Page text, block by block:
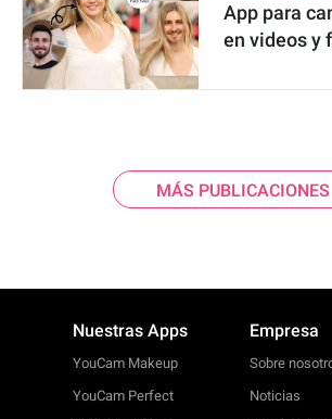
App para
en videos y
MÁS PUBLICACIONES
Nuestras Apps
YouCam Makeup
YouCam Perfect
Empresa
Sobre
Noticias